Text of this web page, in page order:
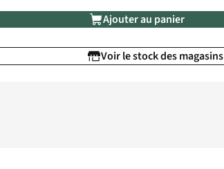
Ajouter au panier
Voir le stock des magasins